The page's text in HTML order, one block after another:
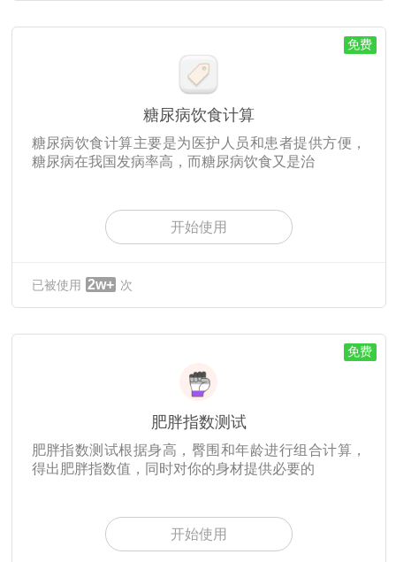
免费
糖尿病饮食计算
糖尿病饮食计算主要是为医护人员和患者提供方便，
糖尿病在我国发病率高，而糖尿病饮食又是治
开始使用
已被使用 2w+ 次
免费
肥胖指数测试
肥胖指数测试根据身高，臀围和年龄进行组合计算，
得出肥胖指数值，同时对你的身材提供必要的
开始使用